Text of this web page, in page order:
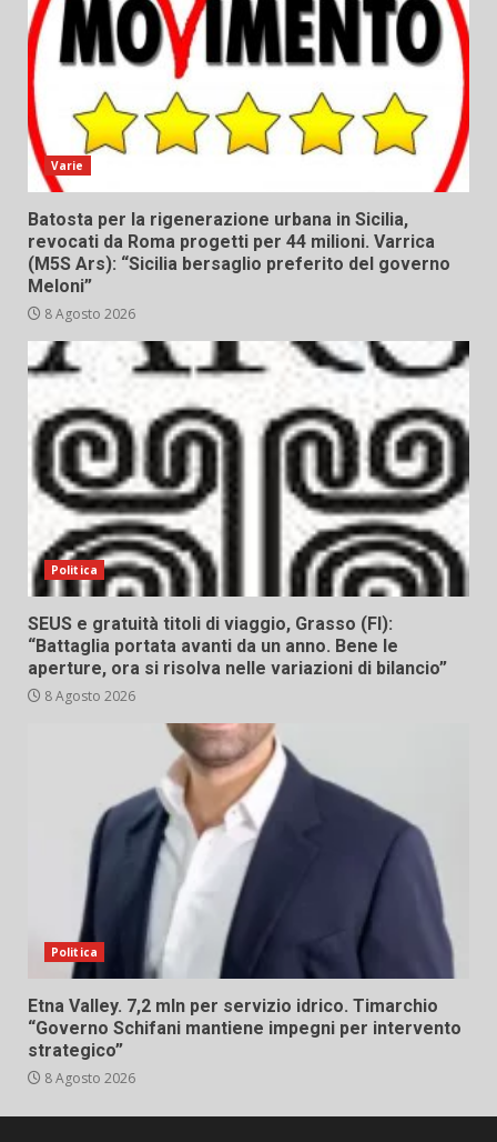
Varie
Batosta per la rigenerazione urbana in Sicilia,
revocati da Roma progetti per 44 milioni. Varrica
(M5S Ars): “Sicilia bersaglio preferito del governo
Meloni”
8 Agosto 2026
Politica
SEUS e gratuità titoli di viaggio, Grasso (FI):
“Battaglia portata avanti da un anno. Bene le
aperture, ora si risolva nelle variazioni di bilancio”
8 Agosto 2026
Politica
Etna Valley. 7,2 mln per servizio idrico. Timarchio
“Governo Schifani mantiene impegni per intervento
strategico”
8 Agosto 2026